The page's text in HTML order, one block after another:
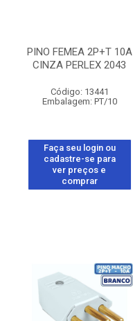
PINO FEMEA 2P+T 10A
CINZA PERLEX 2043
Código: 13441
Embalagem: PT/10
Faça seu login ou
cadastre-se para
ver preços e
comprar